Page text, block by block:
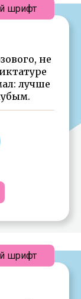
не
лучше
шрифт
шрифт